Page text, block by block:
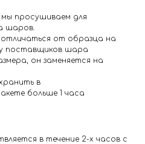
просушиваем для
шаров.
от образца на
поставщиков шара
он заменяется на
в
больше 1 часа
в течение 2-х часов с